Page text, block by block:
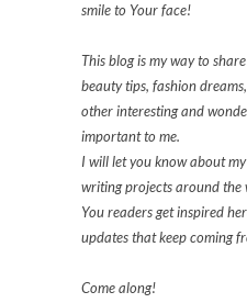
smile to Your face!
This blog is my way to
beauty tips, fashion
other interesting and
important to me.
I will let you know about
writing projects around the
You readers get inspired
updates that keep coming
Come along!